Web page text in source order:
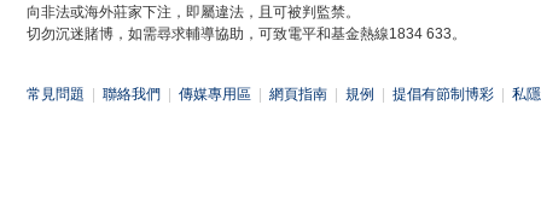
向非法或海外莊家下注，即屬違法，且可被判監禁。
切勿沉迷賭博，如需尋求輔導協助，可致電平和基金熱線1834 633。
常見問題 聯絡我們 傳媒專用區 網頁指南 規例 提倡有節制博彩 私